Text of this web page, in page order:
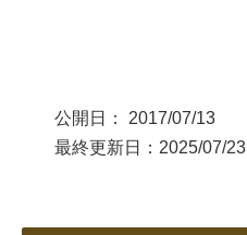
公開日： 2017/07/13
最終更新日：2025/07/23